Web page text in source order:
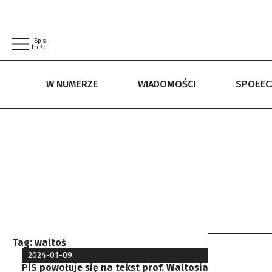
Spis
treści
W NUMERZE WIADOMOŚCI
W NUMERZE WIADOMOŚCI SPOŁECZEŃSTWO
Tag: waltoś
2024-01-09
PiS powołuje się na tekst prof. Waltosia, ale nie wie,